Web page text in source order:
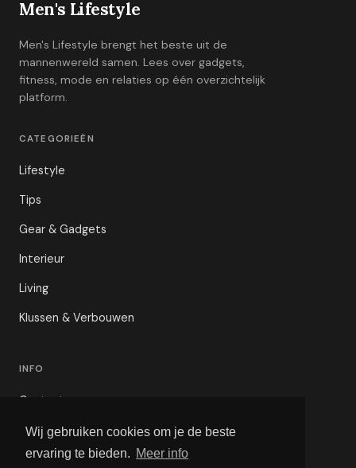
Wij gebruiken cookies om je de beste
ervaring te bieden. Meer info
Men's Lifestyle
Men's Lifestyle brengt het beste uit de
mannenwereld samen. Lees over gadgets,
fitness, mode en relaties op één overzichtelijk
platform.
CATEGORIEËN
Lifestyle
Tips
Gear & Gadgets
Interieur
Living
Klussen & Verbouwen
INFO
Contact
Privacybeleid
Voorwaarden